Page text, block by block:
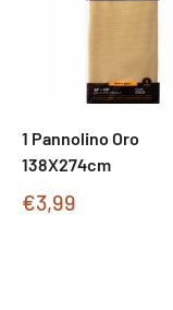
1 Pannolino Oro
138X274cm
Prezzo
€3,99